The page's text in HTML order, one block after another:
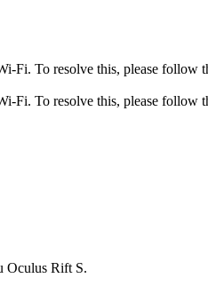
Fi. To resolve this, please follow
Fi. To resolve this, please follow
Oculus Rift S.